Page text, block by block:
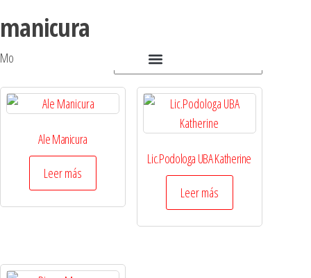
manicura
Mostrando los 3 resultados
Ale Manicura
Leer más
Lic.Podologa UBA Katherine
Leer más